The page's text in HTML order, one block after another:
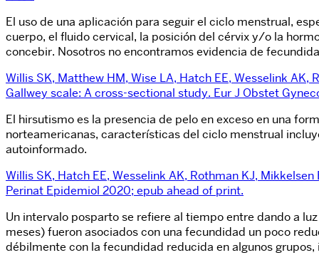
El uso de una aplicación para seguir el ciclo menstrual,
cuerpo, el fluido cervical, la posición del cérvix y/o la
concebir. Nosotros no encontramos evidencia de
Willis SK, Matthew HM, Wise LA, Hatch EE, Wesselink
Gallwey scale: A cross-sectional study. Eur J Obstet
El hirsutismo es la presencia de pelo en exceso en una
norteamericanas, características del ciclo menstrual
autoinformado.
Willis SK, Hatch EE, Wesselink AK, Rothman KJ,
Perinat Epidemiol 2020; epub ahead of print.
Un intervalo posparto se refiere al tiempo entre dando a
meses) fueron asociados con una fecundidad un poco
débilmente con la fecundidad reducida en algunos